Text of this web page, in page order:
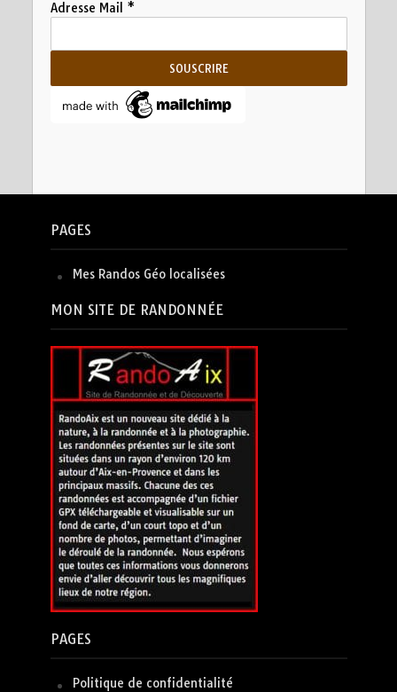
Adresse Mail *
PAGES
Mes Randos Géo localisées
MON SITE DE RANDONNÉE
PAGES
Politique de confidentialité